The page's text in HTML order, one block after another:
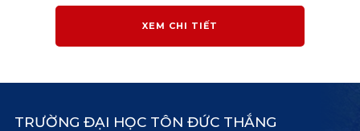
XEM CHI TIẾT
TRƯỜNG ĐẠI HỌC TÔN ĐỨC THẮNG